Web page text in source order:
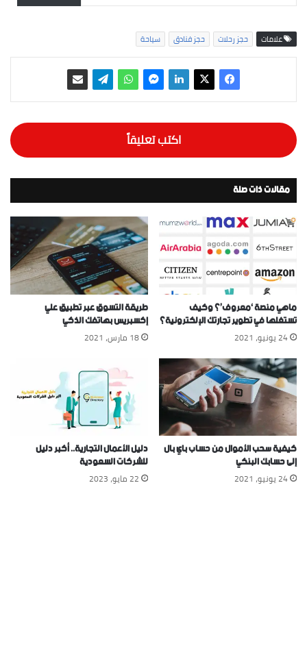
علامات حجز رحلات حجز فنادق سياحة
اكتب تعليقاً
مقالات ذات صلة
ماهي منصة ‘معروف’؟ وكيف
تستغلها في تطوير تجارتك الإلكترونية؟
24 يونيو، 2021
طريقة التسوق عبر تطبيق علي
إكسبريس بهاتفك الذكي
18 مارس، 2021
كيفية سحب الأموال من حساب باي بال
إلى حسابك البنكي
24 يونيو، 2021
دليل الأعمال التجارية.. أكبر دليل
للشركات السعودية
22 مايو، 2023